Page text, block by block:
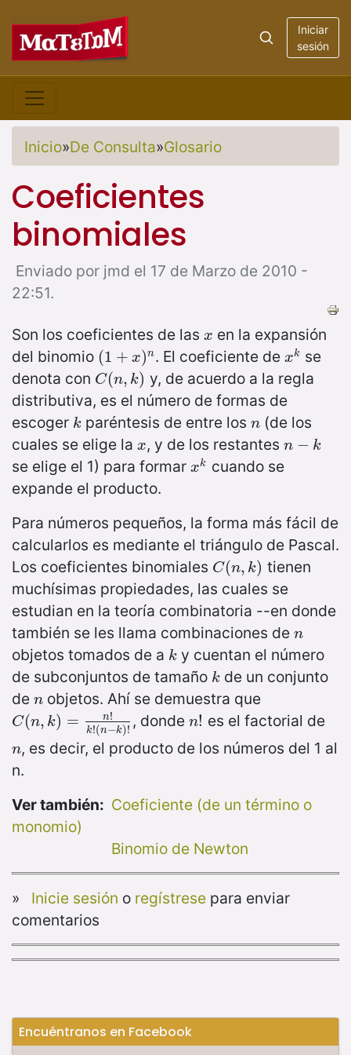
Iniciar
sesión
Inicio»De Consulta»Glosario
Coeficientes
binomiales
Enviado por jmd el 17 de Marzo de 2010 -
22:51.
Son los coeficientes de las x
x en la expansión
del binomio (1 + x)n
(1+x )n . El coeficiente de xk
xk se
denota con C(n, k)
C(n,k)
y, de acuerdo a la regla
distributiva, es el número de formas de
escoger k
k paréntesis de entre losn
n (de los
cuales se elige la x
x, y de los restantesn − k
n−k
se elige el 1) para formar xk
xk cuando se
expande el producto.
Para números pequeños, la forma más fácil de
calcularlos es mediante el triángulo de Pascal.
Los coeficientes binomiales C(n, k)
C(n,k)
tienen
muchísimas propiedades, las cuales se
estudian en la teoría combinatoria --en donde
también se les llama combinaciones de n
n
objetos tomados de a k
k y cuentan el número
de subconjuntos de tamaño k
k de un conjunto
de n
n objetos. Ahí se demuestra que
C(n, k) = n!
k!(n−k)!
C(n,k)= n!k !(n−k)! , donden!
n! es el factorial de
n
n, es decir, el producto de los números del 1 al
n.
Ver también: Coeficiente (de un término o
monomio)
Binomio de Newton
» Inicie sesión o regístresepara enviar
comentarios
Encuéntranos en Facebook